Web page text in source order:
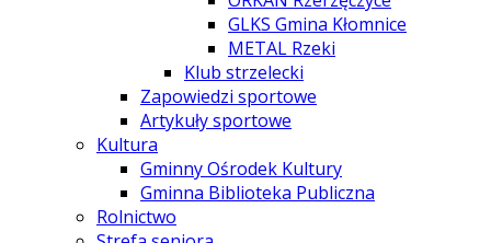
GLKS Gmina Kłomnice
METAL Rzeki
Klub strzelecki
Zapowiedzi sportowe
Artykuły sportowe
Kultura
Gminny Ośrodek Kultury
Gminna Biblioteka Publiczna
Rolnictwo